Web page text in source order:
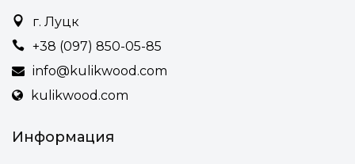
г. Луцк
+38 (097) 850-05-85
info@kulikwood.com
kulikwood.com
Информация